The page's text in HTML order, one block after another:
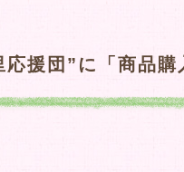
援団”に「商品